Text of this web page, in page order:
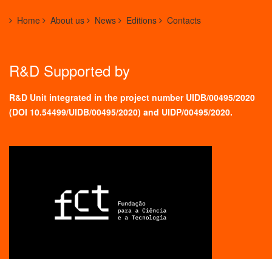
Home About us News Editions Contacts
R&D Supported by
R&D Unit integrated in the project number UIDB/00495/2020
(DOI 10.54499/UIDB/00495/2020) and UIDP/00495/2020.